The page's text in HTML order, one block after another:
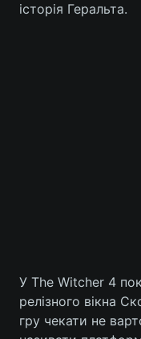
історія Геральта.
У The Witcher 4
релізного вікна
гру чекати не